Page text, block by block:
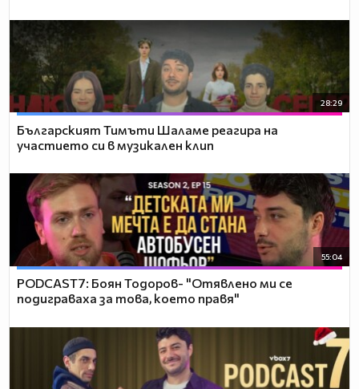
28:29
Българският Тимъти Шаламе реагира на
участието си в музикален клип
55:04
PODCAST7: ‪Боян Тодоров- "Отявлено ми се
подиграваха за това, което правя"